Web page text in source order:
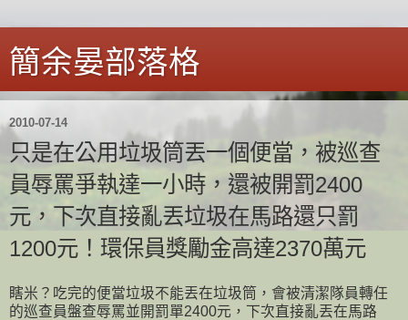
簡余晏部落格
2010-07-14
只是在公用垃圾筒丟一個便當，被巡查
員辱罵爭執達一小時，還被開罰2400
元，下次直接亂丟垃圾在馬路還只罰
1200元！環保員獎勵金高達2370萬元
瞎米？吃完的便當垃圾不能丟在垃圾筒，會被清潔隊員轉任
的巡查員盤查辱罵並開罰單2400元，下次直接亂丟在馬路